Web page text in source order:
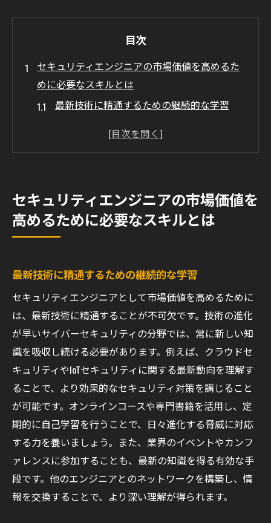
目次
セキュリティエンジニアの市場価値を高めるた
めに必要なスキルとは
最新技術に精通するための継続的な学習
サイバー攻撃対策のための実践的スキル
重要性
実績を示すポートフォリオの構築方法
クラウド技術の基礎と導入の利点
クラウド環境におけるセキュリティリスク
の認識
クラウドセキュリティ認証の取得とその意
義
データ保護におけるクラウドの役割
ハイブリッドクラウド戦略のセキュリティ
管理
クラウドインフラの継続的なモニタリング
手法
IoTセキュリティの進化とセキュリティエンジニ
アに求められる役割
セキュリティエンジニアの市場価値を
高めるために必要なスキルとは
最新技術に精通するための継続的な学習
セキュリティエンジニアとして市場価値を高めるために
は、最新技術に精通することが不可欠です。技術の進化
が早いサイバーセキュリティの分野では、常に新しい知
識を吸収し続ける必要があります。例えば、クラウドセ
キュリティやIoTセキュリティに関する最新動向を理解す
ることで、より効果的なセキュリティ対策を講じること
が可能です。オンラインコースや専門書籍を活用し、定
期的に自己学習を行うことで、日々進化する脅威に対応
する力を養いましょう。また、業界のイベントやカンフ
ァレンスに参加することも、最新の知識を得る有効な手
段です。他のエンジニアとのネットワークを構築し、情
報を交換することで、より深い理解が得られます。